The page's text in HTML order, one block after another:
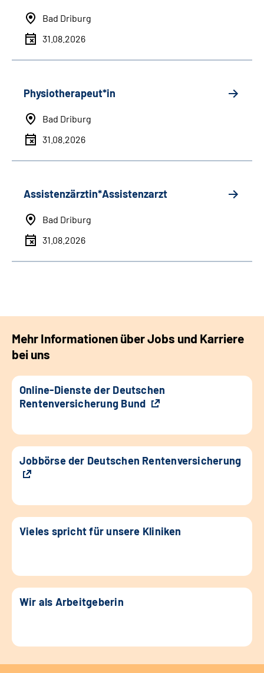
Bad Driburg
31.08.2026
Physiotherapeut*in
Bad Driburg
31.08.2026
Assistenzärztin*Assistenzarzt
Bad Driburg
31.08.2026
Mehr Informationen über Jobs und Karriere
bei uns
Online-Dienste der Deutschen
Rentenversicherung Bund
Jobbörse der Deutschen Rentenversicherung
Vieles spricht für unsere Kliniken
Wir als Arbeitgeberin